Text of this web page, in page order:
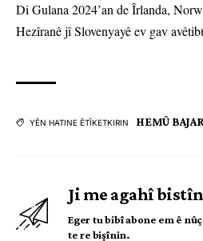
Di Gulana 2024’an de Îrlanda,
Hezîranê jî Slovenyayê ev gav
YÊN HATINE ÊTÎKETKIRIN HEMÛ BAJAR
Ji me agahî
Eger tu bibî abone em ê
te re bişînin.